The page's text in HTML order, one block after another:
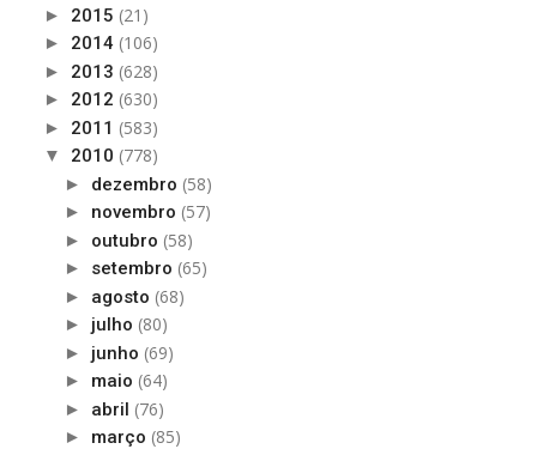
► 2015 (21)
► 2014 (106)
► 2013 (628)
► 2012 (630)
► 2011 (583)
▼ 2010 (778)
► dezembro (58)
► novembro (57)
► outubro (58)
► setembro (65)
► agosto (68)
► julho (80)
► junho (69)
► maio (64)
► abril (76)
► março (85)